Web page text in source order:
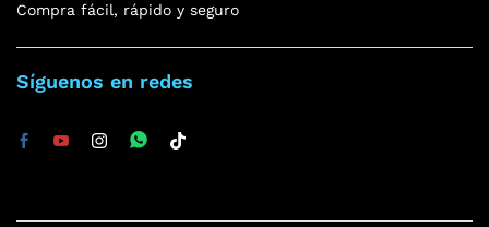
Compra fácil, rápido y seguro
Síguenos en redes